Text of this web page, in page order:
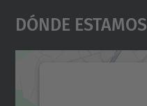
Dónde Estamos